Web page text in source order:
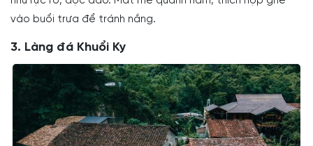
vào buổi trưa để tránh nắng.
3. Làng đá Khuổi Ky